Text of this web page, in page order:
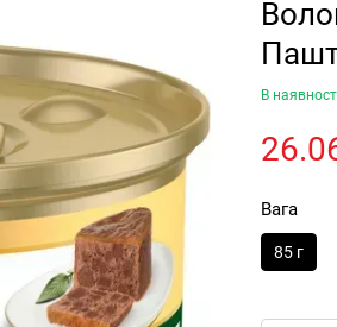
В
Вага
85 г